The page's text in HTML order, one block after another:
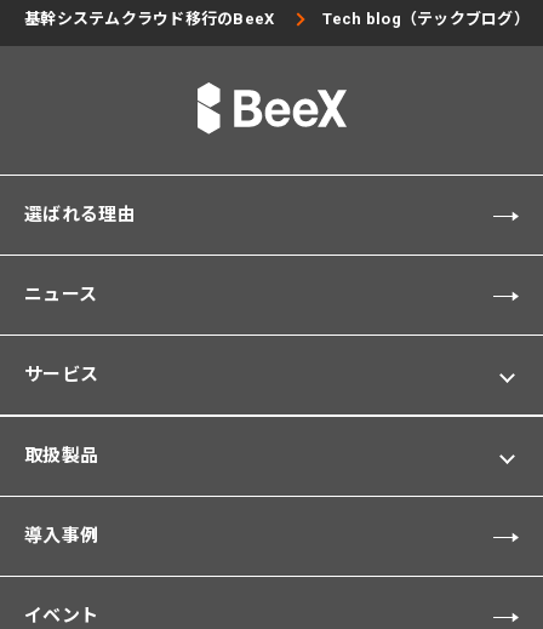
基幹システムクラウド移行のBeeX Tech blog（テックブログ）
選ばれる理由
ニュース
サービス
取扱製品
導入事例
イベント